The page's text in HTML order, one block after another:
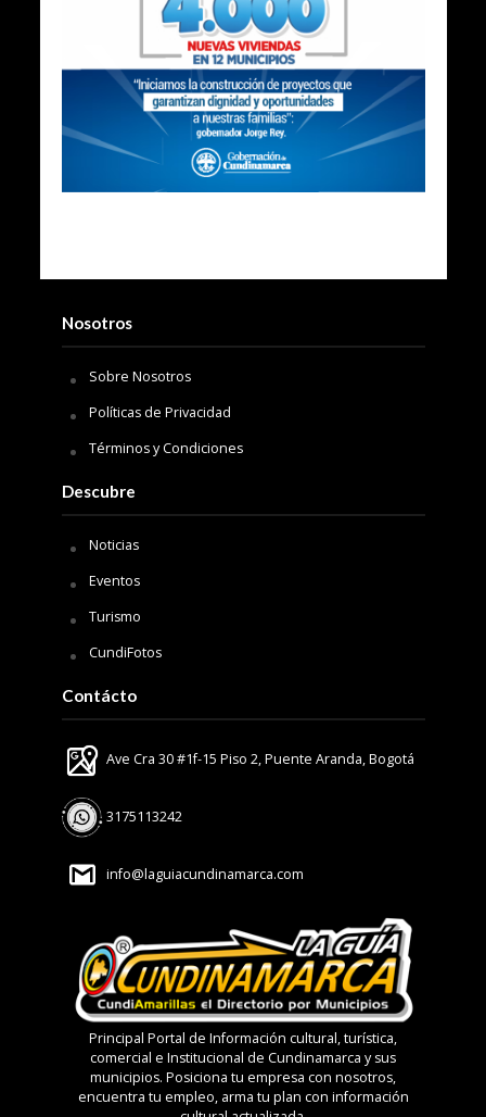
Nosotros
Sobre Nosotros
Políticas de Privacidad
Términos y Condiciones
Descubre
Noticias
Eventos
Turismo
CundiFotos
Contácto
Ave Cra 30 #1f-15 Piso 2, Puente Aranda, Bogotá
3175113242
info@laguiacundinamarca.com
Principal Portal de Información cultural, turística,
comercial e Institucional de Cundinamarca y sus
municipios. Posiciona tu empresa con nosotros,
encuentra tu empleo, arma tu plan con información